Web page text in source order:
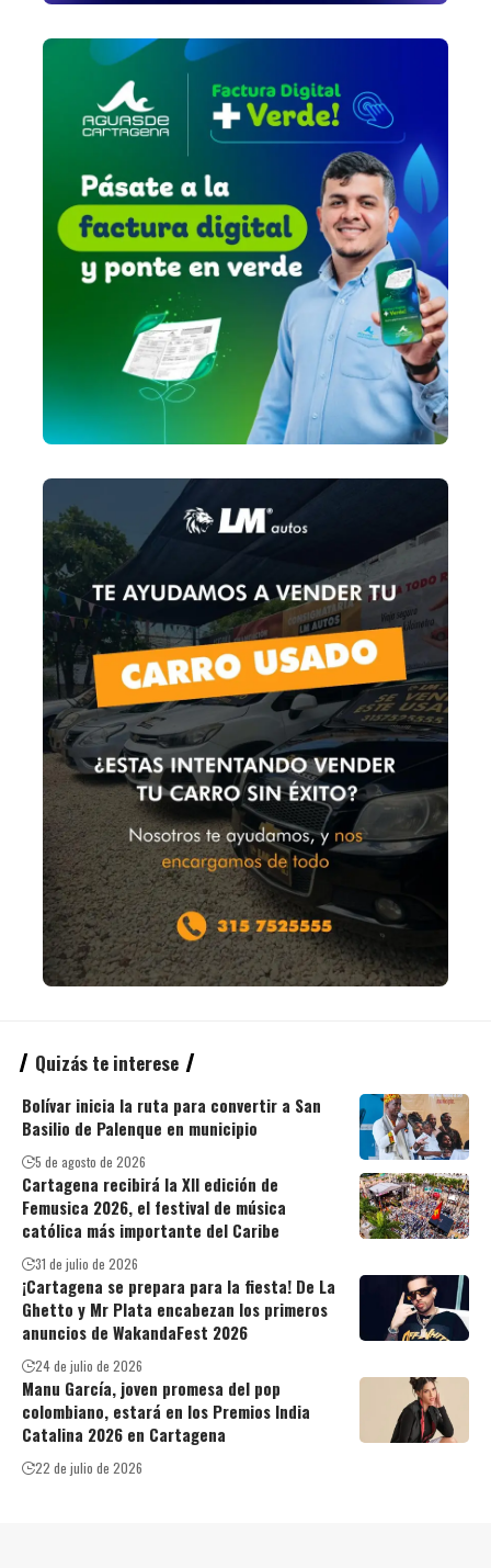
Quizás te interese
Bolívar inicia la ruta para convertir a San
Basilio de Palenque en municipio
5 de agosto de 2026
Cartagena recibirá la XII edición de
Femusica 2026, el festival de música
católica más importante del Caribe
31 de julio de 2026
¡Cartagena se prepara para la fiesta! De La
Ghetto y Mr Plata encabezan los primeros
anuncios de WakandaFest 2026
24 de julio de 2026
Manu García, joven promesa del pop
colombiano, estará en los Premios India
Catalina 2026 en Cartagena
22 de julio de 2026